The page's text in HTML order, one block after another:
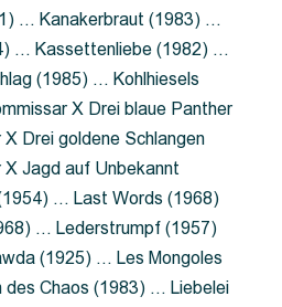
… Kanakerbraut (1983) …
… Kassettenliebe (1982) …
(1985) … Kohlhiesels
X Drei blaue Panther
Drei goldene Schlangen
Jagd auf Unbekannt
… Last Words (1968)
… Lederstrumpf (1957)
(1925) … Les Mongoles
Chaos (1983) … Liebelei